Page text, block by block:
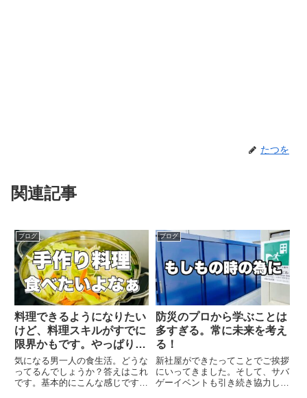
たつを
関連記事
ブログ
料理できるようになりたい
けど、料理スキルがすでに
限界かもです。やっぱり手
作り料理食べたいよねぇ。
気になる男一人の食生活。どうな
ってるんでしょうか？答えはこれ
です。基本的にこんな感じです。
ブログ
防災のプロから学ぶことは
多すぎる。常に未来を考え
る！
新社屋ができたってことでご挨拶
にいってきました。そして、サバ
ゲーイベントも引き続き協力して